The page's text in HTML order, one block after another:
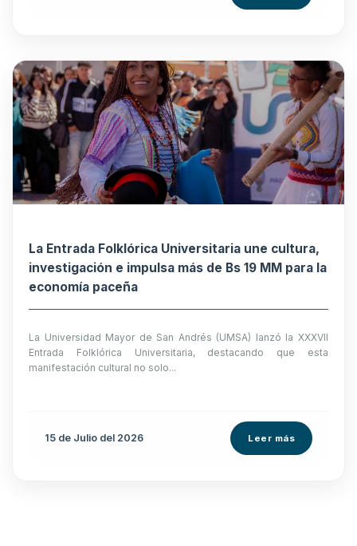
La Entrada Folklórica Universitaria une cultura,
investigación e impulsa más de Bs 19 MM para la
economía paceña
La Universidad Mayor de San Andrés (UMSA) lanzó la XXXVII
Entrada Folklórica Universitaria, destacando que esta
manifestación cultural no solo...
15 de Julio del 2026 Leer más